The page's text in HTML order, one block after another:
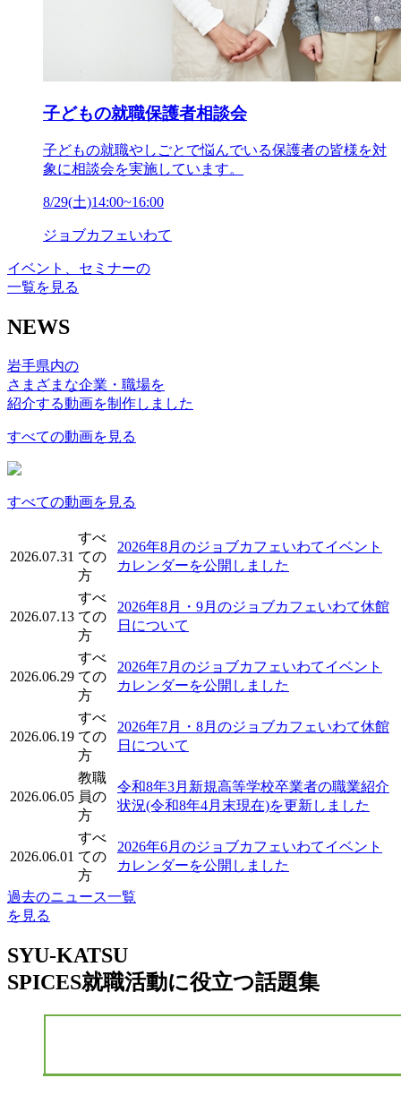
子どもの就職保護者相談会
子どもの就職やしごとで悩んでいる保護者の皆様を対
象に相談会を実施しています。
8/29(土)14:00~16:00
ジョブカフェいわて
イベント、セミナーの
一覧を見る
NEWS
岩手県内の
さまざまな企業・職場を
紹介する動画を制作しました
すべての動画を見る
すべての動画を見る
2026.07.31
すべ
ての
方
2026年8月のジョブカフェいわてイベント
カレンダーを公開しました
2026.07.13
すべ
ての
方
2026年8月・9月のジョブカフェいわて休館
日について
2026.06.29
すべ
ての
方
2026年7月のジョブカフェいわてイベント
カレンダーを公開しました
2026.06.19
すべ
ての
方
2026年7月・8月のジョブカフェいわて休館
日について
2026.06.05
教職
員の
方
令和8年3月新規高等学校卒業者の職業紹介
状況(令和8年4月末現在)を更新しました
2026.06.01
すべ
ての
方
2026年6月のジョブカフェいわてイベント
カレンダーを公開しました
過去のニュース一覧
を見る
SYU-KATSU
SPICES就職活動に役立つ話題集